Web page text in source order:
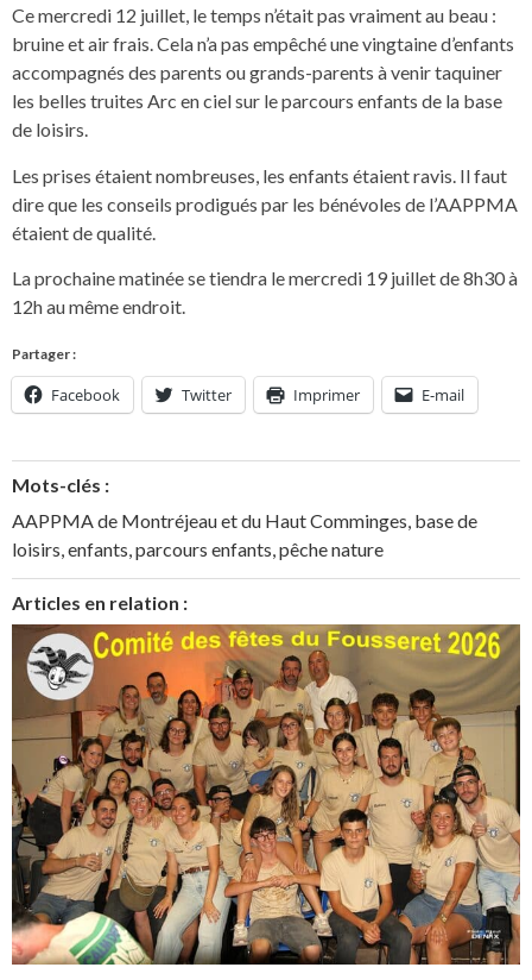
Ce mercredi 12 juillet, le temps n’était pas vraiment au beau :
bruine et air frais. Cela n’a pas empêché une vingtaine d’enfants
accompagnés des parents ou grands-parents à venir taquiner
les belles truites Arc en ciel sur le parcours enfants de la base
de loisirs.
Les prises étaient nombreuses, les enfants étaient ravis. Il faut
dire que les conseils prodigués par les bénévoles de l’AAPPMA
étaient de qualité.
La prochaine matinée se tiendra le mercredi 19 juillet de 8h30 à
12h au même endroit.
Partager :
Facebook Twitter Imprimer E-mail
Mots-clés :
AAPPMA de Montréjeau et du Haut Comminges, base de
loisirs,enfants,parcours enfants,pêche nature
Articles en relation :